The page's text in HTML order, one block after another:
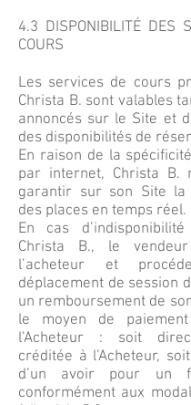
4.3 DISPONIBILITÉ DES
COURS
Les services de cours
Christa B. sont valables
annoncés sur le Site et
des disponibilités de
En raison de la
par internet, Christa B.
garantir sur son Site la
des places en temps réel.
En cas
Christa B., le vendeur
l’acheteur et
déplacement de session
un remboursement de
le moyen de
l’Acheteur : soit
créditée à l’Acheteur,
d’un avoir pour un
conformément aux